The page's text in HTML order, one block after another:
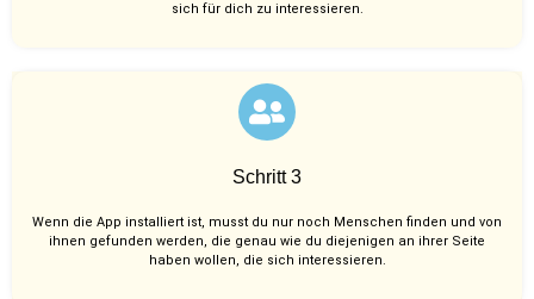
sich für dich zu interessieren.
Schritt 3
Wenn die App installiert ist, musst du nur noch Menschen finden und von
ihnen gefunden werden, die genau wie du diejenigen an ihrer Seite
haben wollen, die sich interessieren.